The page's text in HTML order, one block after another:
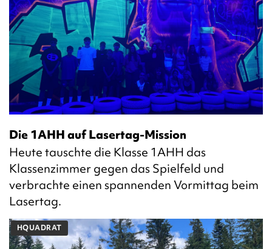
Die 1AHH auf Lasertag-Mission
Heute tauschte die Klasse 1AHH das
Klassenzimmer gegen das Spielfeld und
verbrachte einen spannenden Vormittag beim
Lasertag.
HQUADRAT